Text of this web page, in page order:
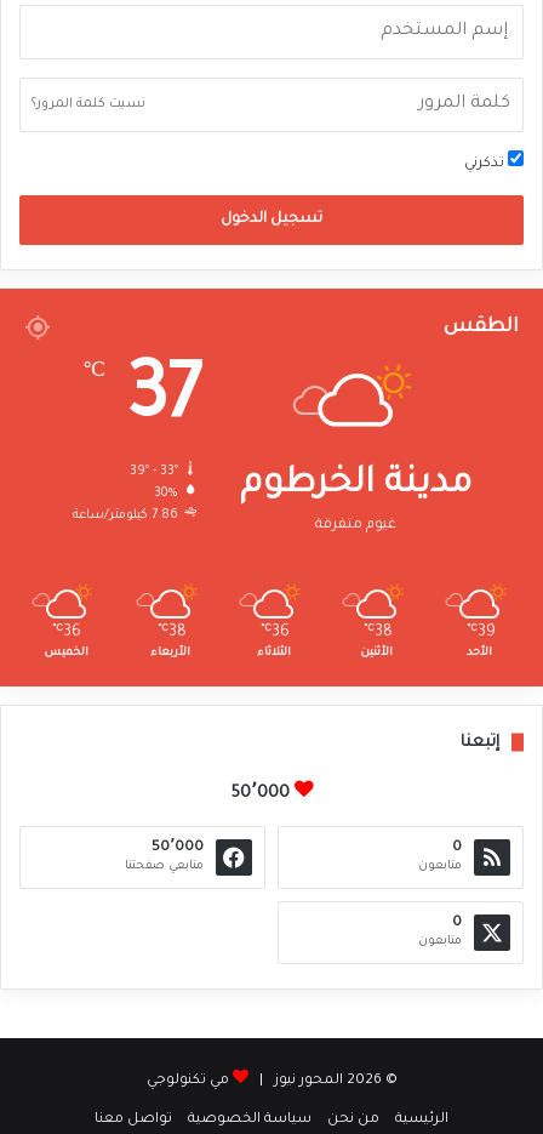
نسيت كلمة المرور؟
تذكرني
تسجيل الدخول
الطقس
مدينة الخرطوم
غيوم متفرقة
37
℃
39º - 33º
30%
7.86 كيلومتر/ساعة
39
℃
الأحد
38
℃
الأثنين
36
℃
الثلاثاء
38
℃
الأربعاء
36
℃
الخميس
إتبعنا
50٬000
0
متابعون
50٬000
متابعي صفحتنا
0
متابعون
© 2026 المحور نيوز | مي تكنولوجي
الرئيسية من نحن سياسة الخصوصية تواصل معنا